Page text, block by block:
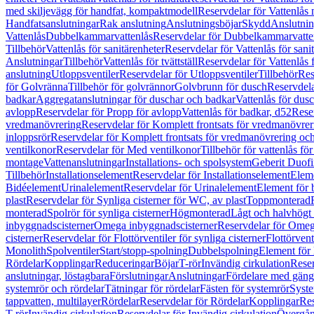
med skiljevägg för handfat, kompaktmodellReservdelar för
HandfatsanslutningarRak anslutningAnslutningsböjarSkydd
VattenlåsDubbelkammarvattenlåsReservdelar för
TillbehörVattenlås för sanitärenheterReservdelar för Vattenlås för
AnslutningarTillbehörVattenlås för tvättställReservdelar för Vattenlås
anslutningUtloppsventilerReservdelar för UtloppsventilerTillbehör
för GolvrännaTillbehör för golvrännorGolvbrunn för dusch
badkarAggregatanslutningar för duschar och badkarVattenlås för
avloppReservdelar för Propp för avloppVattenlås för badkar, d52
vredmanövreringReservdelar för Komplett frontsats för
inloppsrörReservdelar för Komplett frontsats för vredmanövrering
ventilkonorReservdelar för Med ventilkonorTillbehör för vattenlås
montageVattenanslutningarInstallations- och spolsystemGeberit
TillbehörInstallationselementReservdelar för Installationselement
BidéelementUrinalelementReservdelar för UrinalelementElement för
plastReservdelar för Synliga cisterner för WC, av plastToppmonterad
monteradSpolrör för synliga cisternerHögmonteradLågt och halvhögt
inbyggnadscisternerOmega inbyggnadscisternerReservdelar för
cisternerReservdelar för Flottörventiler för synliga cisterner
MonolithSpolventilerStart/stopp-spolningDubbelspolningElement för
RördelarKopplingarReduceringarBöjarT-rörInvändig cirkulation
anslutningar, löstagbaraFörslutningarAnslutningarFördelare med
systemrör och rördelarTätningar för rördelarFästen för systemrör
tappvatten, multilayerRördelarReservdelar för RördelarKopplingar